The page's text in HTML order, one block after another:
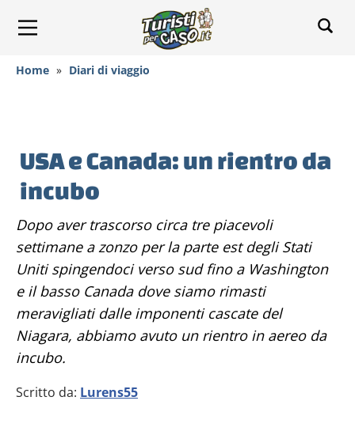
Home » Diari di viaggio
USA e Canada: un rientro da
incubo
Dopo aver trascorso circa tre piacevoli
settimane a zonzo per la parte est degli Stati
Uniti spingendoci verso sud fino a Washington
e il basso Canada dove siamo rimasti
meravigliati dalle imponenti cascate del
Niagara, abbiamo avuto un rientro in aereo da
incubo.
Scritto da: Lurens55